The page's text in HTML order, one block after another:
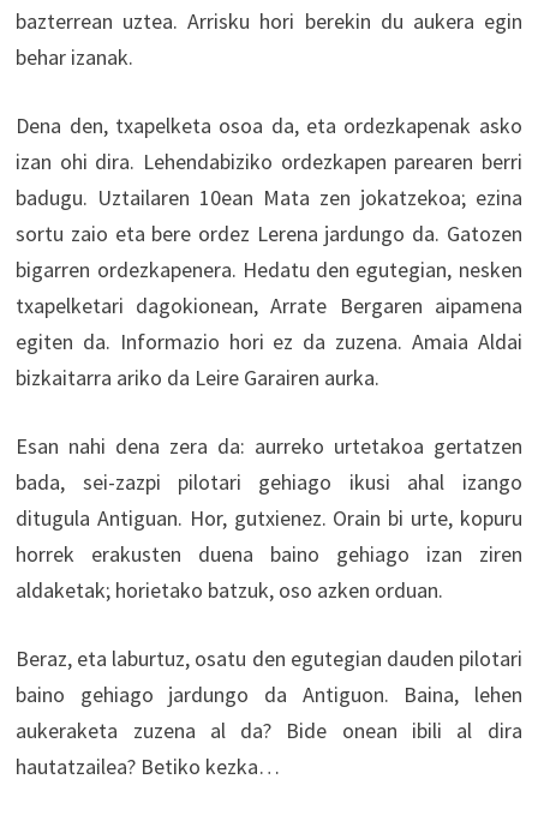
bazterrean uztea. Arrisku hori berekin du aukera egin
behar izanak.
Dena den, txapelketa osoa da, eta ordezkapenak asko
izan ohi dira. Lehendabiziko ordezkapen parearen berri
badugu. Uztailaren 10ean Mata zen jokatzekoa; ezina
sortu zaio eta bere ordez Lerena jardungo da. Gatozen
bigarren ordezkapenera. Hedatu den egutegian, nesken
txapelketari dagokionean, Arrate Bergaren aipamena
egiten da. Informazio hori ez da zuzena. Amaia Aldai
bizkaitarra ariko da Leire Garairen aurka.
Esan nahi dena zera da: aurreko urtetakoa gertatzen
bada, sei-zazpi pilotari gehiago ikusi ahal izango
ditugula Antiguan. Hor, gutxienez. Orain bi urte, kopuru
horrek erakusten duena baino gehiago izan ziren
aldaketak; horietako batzuk, oso azken orduan.
Beraz, eta laburtuz, osatu den egutegian dauden pilotari
baino gehiago jardungo da Antiguon. Baina, lehen
aukeraketa zuzena al da? Bide onean ibili al dira
hautatzailea? Betiko kezka…